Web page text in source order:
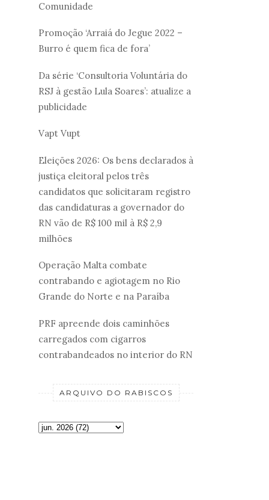
Comunidade
Promoção ‘Arraiá do Jegue 2022 –
Burro é quem fica de fora’
Da série ‘Consultoria Voluntária do
RSJ à gestão Lula Soares’: atualize a
publicidade
Vapt Vupt
Eleições 2026: Os bens declarados à
justiça eleitoral pelos três
candidatos que solicitaram registro
das candidaturas a governador do
RN vão de R$ 100 mil à R$ 2,9
milhões
Operação Malta combate
contrabando e agiotagem no Rio
Grande do Norte e na Paraíba
PRF apreende dois caminhões
carregados com cigarros
contrabandeados no interior do RN
ARQUIVO DO RABISCOS